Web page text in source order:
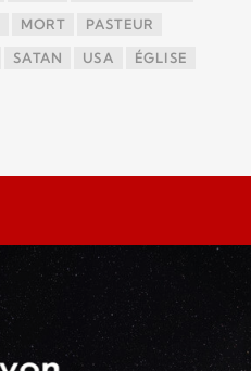
MORT PASTEUR
SATAN USA ÉGLISE